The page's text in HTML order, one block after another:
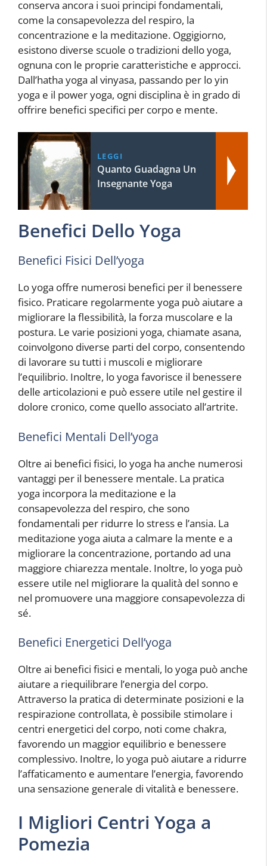
conserva ancora i suoi principi fondamentali,
come la consapevolezza del respiro, la
concentrazione e la meditazione. Oggigiorno,
esistono diverse scuole o tradizioni dello yoga,
ognuna con le proprie caratteristiche e approcci.
Dall’hatha yoga al vinyasa, passando per lo yin
yoga e il power yoga, ogni disciplina è in grado di
offrire benefici specifici per corpo e mente.
LEGGI
Quanto Guadagna Un
Insegnante Yoga
Benefici Dello Yoga
Benefici Fisici Dell’yoga
Lo yoga offre numerosi benefici per il benessere
fisico. Praticare regolarmente yoga può aiutare a
migliorare la flessibilità, la forza muscolare e la
postura. Le varie posizioni yoga, chiamate asana,
coinvolgono diverse parti del corpo, consentendo
di lavorare su tutti i muscoli e migliorare
l’equilibrio. Inoltre, lo yoga favorisce il benessere
delle articolazioni e può essere utile nel gestire il
dolore cronico, come quello associato all’artrite.
Benefici Mentali Dell’yoga
Oltre ai benefici fisici, lo yoga ha anche numerosi
vantaggi per il benessere mentale. La pratica
yoga incorpora la meditazione e la
consapevolezza del respiro, che sono
fondamentali per ridurre lo stress e l’ansia. La
meditazione yoga aiuta a calmare la mente e a
migliorare la concentrazione, portando ad una
maggiore chiarezza mentale. Inoltre, lo yoga può
essere utile nel migliorare la qualità del sonno e
nel promuovere una maggiore consapevolezza di
sé.
Benefici Energetici Dell’yoga
Oltre ai benefici fisici e mentali, lo yoga può anche
aiutare a riequilibrare l’energia del corpo.
Attraverso la pratica di determinate posizioni e la
respirazione controllata, è possibile stimolare i
centri energetici del corpo, noti come chakra,
favorendo un maggior equilibrio e benessere
complessivo. Inoltre, lo yoga può aiutare a ridurre
l’affaticamento e aumentare l’energia, favorendo
una sensazione generale di vitalità e benessere.
I Migliori Centri Yoga a
Pomezia